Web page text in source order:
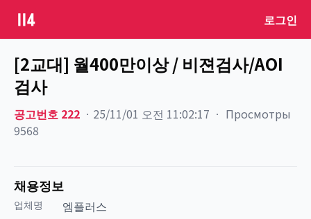
로그인
[2교대] 월400만이상 / 비젼검사/AOI
검사
공고번호 222 ㆍ 25/11/01 오전 11:02:17 ㆍ Просмотры
9568
채용정보
업체명 엠플러스